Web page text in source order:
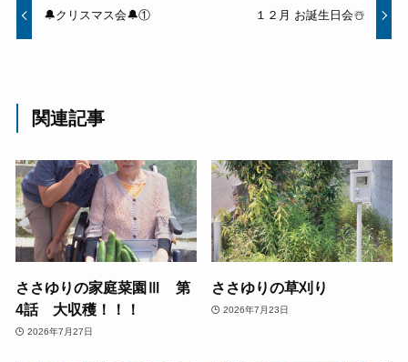
🔔クリスマス会🔔① １２月 お誕生日会☃️
関連記事
ささゆりの家庭菜園Ⅲ 第
4話 大収穫！！！
2026年7月27日
ささゆりの草刈り
2026年7月23日